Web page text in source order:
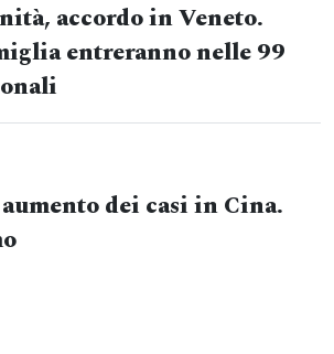
accordo in Veneto.
entreranno nelle 99
dei casi in Cina.